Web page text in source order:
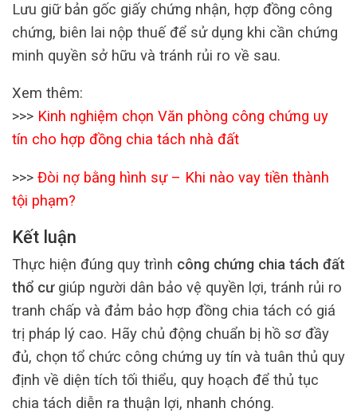
Lưu giữ bản gốc giấy chứng nhận, hợp đồng công
chứng, biên lai nộp thuế để sử dụng khi cần chứng
minh quyền sở hữu và tránh rủi ro về sau.
Xem thêm:
>>> Kinh nghiệm chọn Văn phòng công chứng uy
tín cho hợp đồng chia tách nhà đất
>>> Đòi nợ bằng hình sự – Khi nào vay tiền thành
tội phạm?
Kết luận
Thực hiện đúng quy trình công chứng chia tách đất
thổ cưgiúp người dân bảo vệ quyền lợi, tránh rủi ro
tranh chấp và đảm bảo hợp đồng chia tách có giá
trị pháp lý cao. Hãy chủ động chuẩn bị hồ sơ đầy
đủ, chọn tổ chức công chứng uy tín và tuân thủ quy
định về diện tích tối thiểu, quy hoạch để thủ tục
chia tách diễn ra thuận lợi, nhanh chóng.